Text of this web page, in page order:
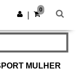
Obter app
0
MULHER